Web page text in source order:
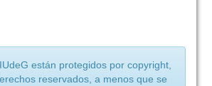
están protegidos por copyright,
reservados, a menos que se